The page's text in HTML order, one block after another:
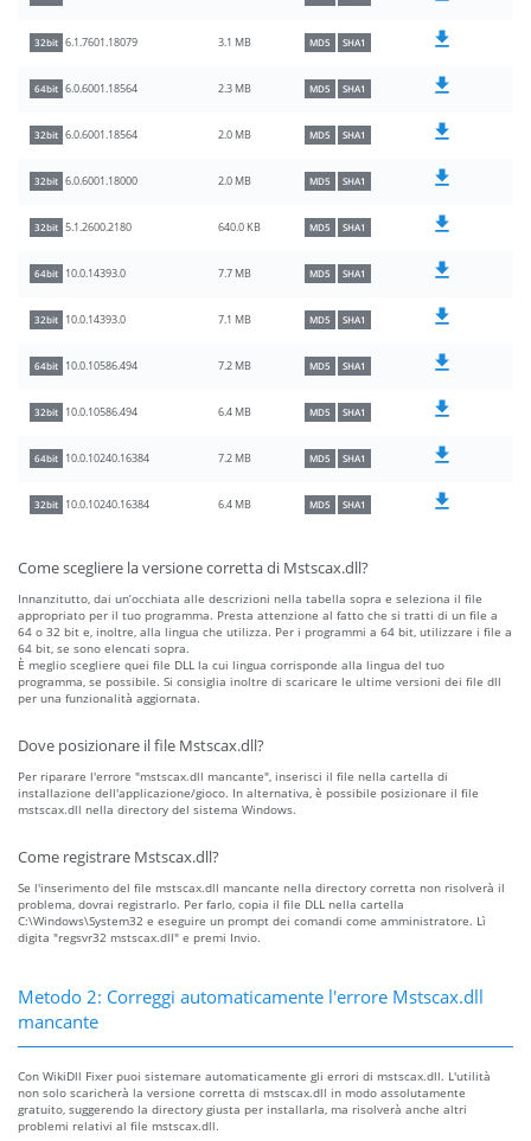
32bit 6.1.7601.18079 3.1 MB MD5 SHA1
64bit 6.0.6001.18564 2.3 MB MD5 SHA1
32bit 6.0.6001.18564 2.0 MB MD5 SHA1
32bit 6.0.6001.18000 2.0 MB MD5 SHA1
32bit 5.1.2600.2180 640.0 KB MD5 SHA1
64bit 10.0.14393.0 7.7 MB MD5 SHA1
32bit 10.0.14393.0 7.1 MB MD5 SHA1
64bit 10.0.10586.494 7.2 MB MD5 SHA1
32bit 10.0.10586.494 6.4 MB MD5 SHA1
64bit 10.0.10240.16384 7.2 MB MD5 SHA1
32bit 10.0.10240.16384 6.4 MB MD5 SHA1
Come scegliere la versione corretta di Mstscax.dll?
Innanzitutto, dai un’occhiata alle descrizioni nella tabella sopra e seleziona il file
appropriato per il tuo programma. Presta attenzione al fatto che si tratti di un file a
64 o 32 bit e, inoltre, alla lingua che utilizza. Per i programmi a 64 bit, utilizzare i file a
64 bit, se sono elencati sopra.
È meglio scegliere quei file DLL la cui lingua corrisponde alla lingua del tuo
programma, se possibile. Si consiglia inoltre di scaricare le ultime versioni dei file dll
per una funzionalità aggiornata.
Dove posizionare il file Mstscax.dll?
Per riparare l'errore "mstscax.dll mancante", inserisci il file nella cartella di
installazione dell'applicazione/gioco. In alternativa, è possibile posizionare il file
mstscax.dll nella directory del sistema Windows.
Come registrare Mstscax.dll?
Se l'inserimento del file mstscax.dll mancante nella directory corretta non risolverà il
problema, dovrai registrarlo. Per farlo, copia il file DLL nella cartella
C:\Windows\System32 e eseguire un prompt dei comandi come amministratore. Lì
digita "regsvr32 mstscax.dll" e premi Invio.
Metodo 2: Correggi automaticamente l'errore Mstscax.dll
mancante
Con WikiDll Fixer puoi sistemare automaticamente gli errori di mstscax.dll. L'utilità
non solo scaricherà la versione corretta di mstscax.dll in modo assolutamente
gratuito, suggerendo la directory giusta per installarla, ma risolverà anche altri
problemi relativi al file mstscax.dll.